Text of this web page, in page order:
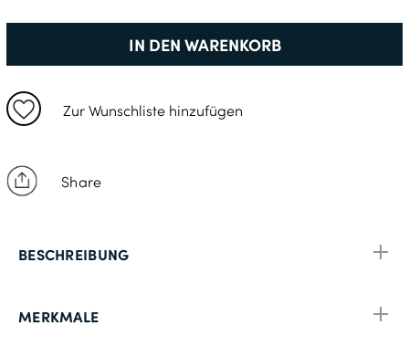
IN DEN WARENKORB
Zur Wunschliste hinzufügen
Share
MERKMALE
BESCHREIBUNG